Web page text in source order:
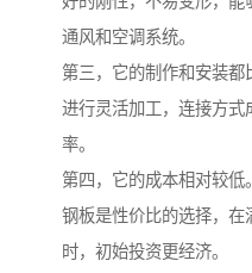
通风和空调系统。
第三，它的制作和安装
进行灵活加工，连接方
率。
第四，它的成本相对较
钢板是性价比的选择，在
时，初始投资更经济。